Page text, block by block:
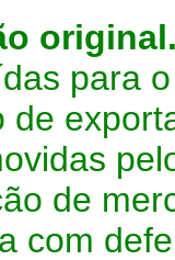
para
de
de
com